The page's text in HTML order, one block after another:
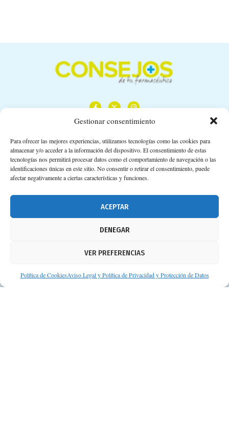
Gestionar consentimiento
Para ofrecer las mejores experiencias, utilizamos tecnologías como las cookies para
almacenar y/o acceder a la información del dispositivo. El consentimiento de estas
tecnologías nos permitirá procesar datos como el comportamiento de navegación o las
identificaciones únicas en este sitio. No consentir o retirar el consentimiento, puede
afectar negativamente a ciertas características y funciones.
ACEPTAR
DENEGAR
VER PREFERENCIAS
Política de CookiesAviso Legal y Política de Privacidad y Protección de Datos
Calle Camino de los Descubrimientos, 11,
Planta 3ª 41092 – Sevilla
674 02 62 03
Aviso legal
Protección de datos personales
Suscripción a Newsletter